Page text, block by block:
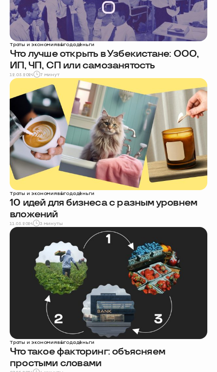
Траты и экономиявыгодаденьги
Что лучше открыть в Узбекистане: ООО,
ИП, ЧП, СП или самозанятость
12.05.2024 7 минут
Траты и экономиявыгодаденьги
10 идей для бизнеса с разным уровнем
вложений
11.05.2024 3 минуты
Траты и экономиявыгодаденьги
Что такое факторинг: объясняем
простыми словами